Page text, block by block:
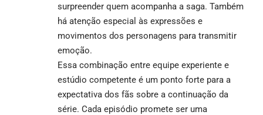
surpreender quem acompanha a saga. Também
há atenção especial às expressões e
movimentos dos personagens para transmitir
emoção.
Essa combinação entre equipe experiente e
estúdio competente é um ponto forte para a
expectativa dos fãs sobre a continuação da
série. Cada episódio promete ser uma